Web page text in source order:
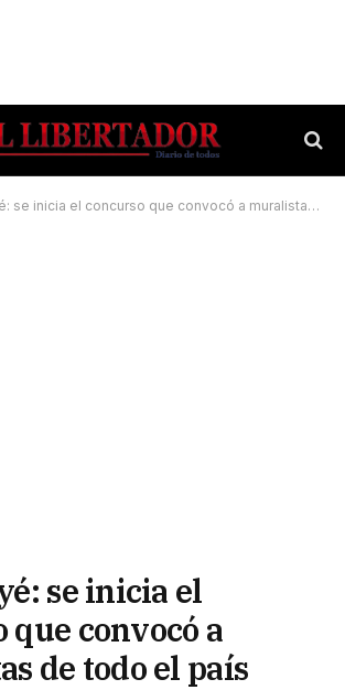
inicia el concurso que convocó a muralistas de todo el país
se inicia el
que convocó a
de todo el país